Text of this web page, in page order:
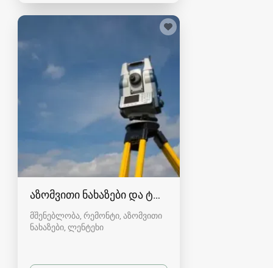
აზომვითი ნახაზები და ტოპოგრაფია სვანეთში
მშენებლობა, რემონტი, აზომვითი
ნახაზები ლენტეხი